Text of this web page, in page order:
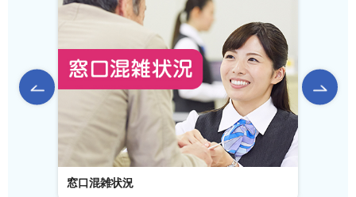
前のスライドを表示
窓口混雑状況